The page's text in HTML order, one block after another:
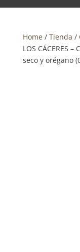
Home/ Tienda /
LOS CÁCERES
seco y orégano